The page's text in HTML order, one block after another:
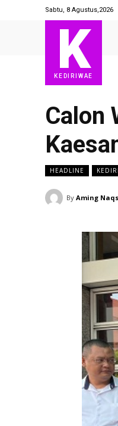
Sabtu, 8 Agustus,2026
K
KEDIRIWAE
Calon
HEADLINE KEDIRI
By Aming